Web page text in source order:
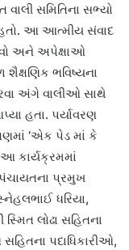
સમિતિના સભ્યો
હતો. આ આત્મીય સંવાદ
અને અપેક્ષાઓ
ભવિષ્યના
અંગે વાલીઓ સાથે
હતા. પર્યાવરણ
‘એક પેડ માં કે
કાર્યક્રમમાં
પંચાયતના પ્રમુખ
ધરિયા,
લોઢા સહિતના
પદાધિકારીઓ,